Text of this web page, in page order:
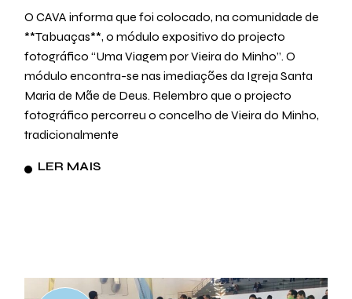
O CAVA informa que foi colocado, na comunidade de
**Tabuaças**, o módulo expositivo do projecto
fotográfico “Uma Viagem por Vieira do Minho”. O
módulo encontra-se nas imediações da Igreja Santa
Maria de Mãe de Deus. Relembro que o projecto
fotográfico percorreu o concelho de Vieira do Minho,
tradicionalmente
LER MAIS